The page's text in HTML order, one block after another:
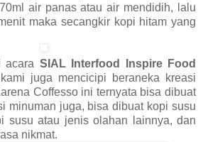
air panas atau air mendidih, lalu
maka secangkir kopi hitam yang
acara SIAL Interfood Inspire Food
juga mencicipi beraneka kreasi
Coffesso ini ternyata bisa dibuat
minuman juga, bisa dibuat kopi susu
susu atau jenis olahan lainnya, dan
nikmat.